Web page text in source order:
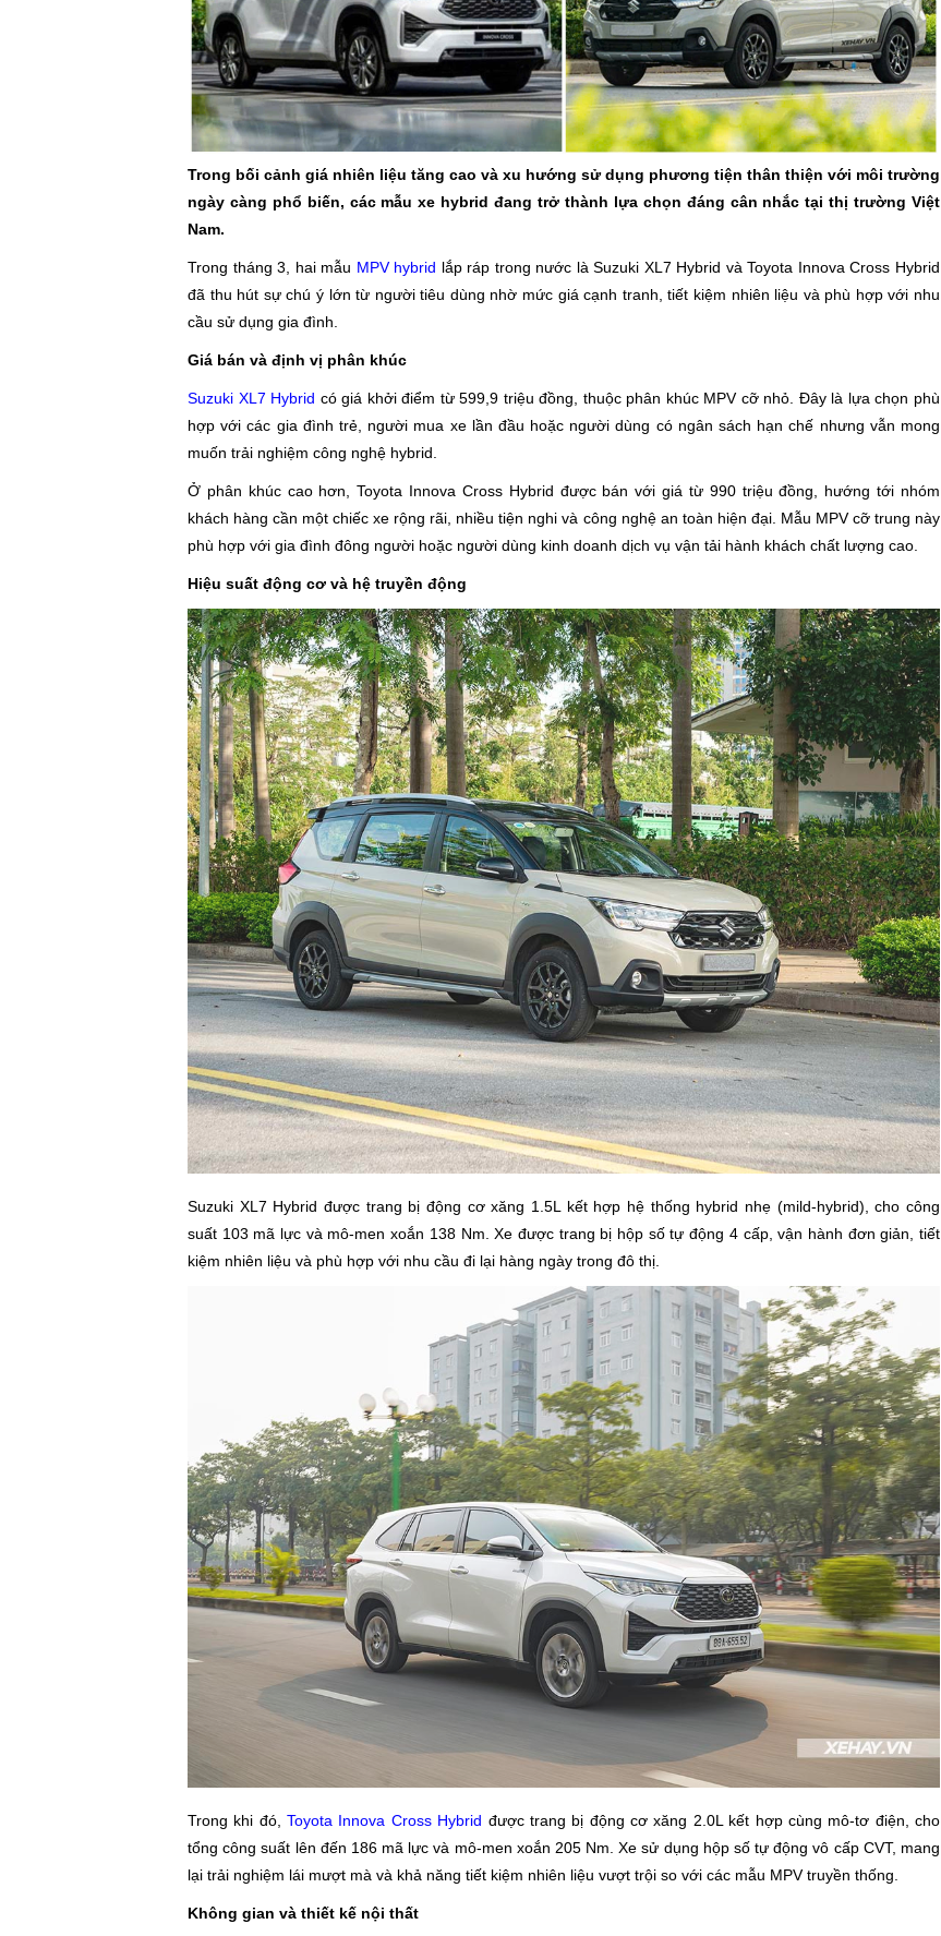
Trong bối cảnh giá nhiên liệu tăng cao và xu hướng sử dụng phương tiện thân thiện với môi trường
ngày càng phổ biến, các mẫu xe hybrid đang trở thành lựa chọn đáng cân nhắc tại thị trường Việt
Nam.
Trong tháng 3, hai mẫu MPV hybrid lắp ráp trong nước là Suzuki XL7 Hybrid và Toyota Innova Cross Hybrid
đã thu hút sự chú ý lớn từ người tiêu dùng nhờ mức giá cạnh tranh, tiết kiệm nhiên liệu và phù hợp với nhu
cầu sử dụng gia đình.
Giá bán và định vị phân khúc
Suzuki XL7 Hybrid có giá khởi điểm từ 599,9 triệu đồng, thuộc phân khúc MPV cỡ nhỏ. Đây là lựa chọn phù
hợp với các gia đình trẻ, người mua xe lần đầu hoặc người dùng có ngân sách hạn chế nhưng vẫn mong
muốn trải nghiệm công nghệ hybrid.
Ở phân khúc cao hơn, Toyota Innova Cross Hybrid được bán với giá từ 990 triệu đồng, hướng tới nhóm
khách hàng cần một chiếc xe rộng rãi, nhiều tiện nghi và công nghệ an toàn hiện đại. Mẫu MPV cỡ trung này
phù hợp với gia đình đông người hoặc người dùng kinh doanh dịch vụ vận tải hành khách chất lượng cao.
Hiệu suất động cơ và hệ truyền động
Suzuki XL7 Hybrid được trang bị động cơ xăng 1.5L kết hợp hệ thống hybrid nhẹ (mild-hybrid), cho công
suất 103 mã lực và mô-men xoắn 138 Nm. Xe được trang bị hộp số tự động 4 cấp, vận hành đơn giản, tiết
kiệm nhiên liệu và phù hợp với nhu cầu đi lại hàng ngày trong đô thị.
Trong khi đó,Toyota Innova Cross Hybrid được trang bị động cơ xăng 2.0L kết hợp cùng mô-tơ điện, cho
tổng công suất lên đến 186 mã lực và mô-men xoắn 205 Nm. Xe sử dụng hộp số tự động vô cấp CVT, mang
lại trải nghiệm lái mượt mà và khả năng tiết kiệm nhiên liệu vượt trội so với các mẫu MPV truyền thống.
Không gian và thiết kế nội thất